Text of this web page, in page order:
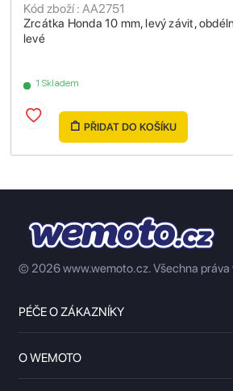
Zrcátka Honda 10 mm, levý závit,
levé
Kód zboží : AA2751
1 Skladem
PŘIDAT DO KOŠÍKU
© 2026 www.wemoto.cz.Všechna práva
PÉČE O ZÁKAZNÍKY
O WEMOTO